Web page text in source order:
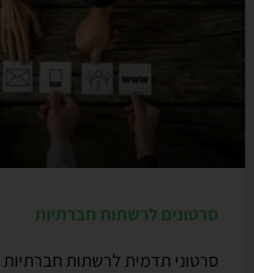
סרטונים לרשתות חברתיות
סרטוני תדמית לרשתות חברתיות